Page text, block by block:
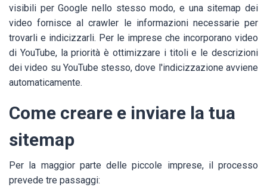
visibili per Google nello stesso modo, e una sitemap dei
video fornisce al crawler le informazioni necessarie per
trovarli e indicizzarli. Per le imprese che incorporano video
di YouTube, la priorità è ottimizzare i titoli e le descrizioni
dei video su YouTube stesso, dove l'indicizzazione avviene
automaticamente.
Come creare e inviare la tua
sitemap
Per la maggior parte delle piccole imprese, il processo
prevede tre passaggi: